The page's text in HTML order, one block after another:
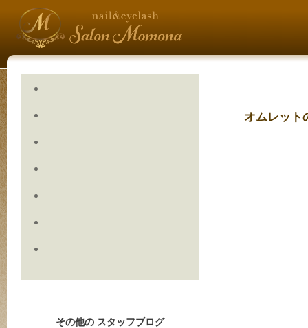
オムレット
その他の スタッフブログ